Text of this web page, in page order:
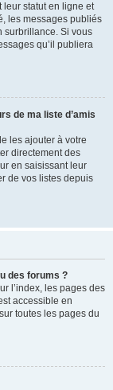
leur statut en ligne et
les messages publiés
surbrillance. Si vous
qu’il publiera
de ma liste d’amis
les ajouter à votre
directement des
en saisissant leur
de vos listes depuis
des forums ?
l’index, les pages des
accessible en
toutes les pages du